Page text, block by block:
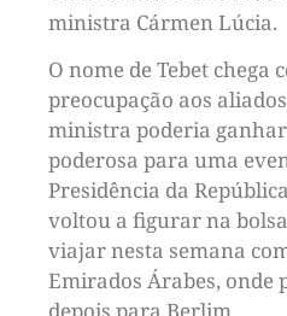
ministra Cármen Lúcia.
O nome de Tebet chega
preocupação aos
ministra poderia
poderosa para uma
Presidência da
voltou a figurar na
viajar nesta semana
Emirados Árabes, onde